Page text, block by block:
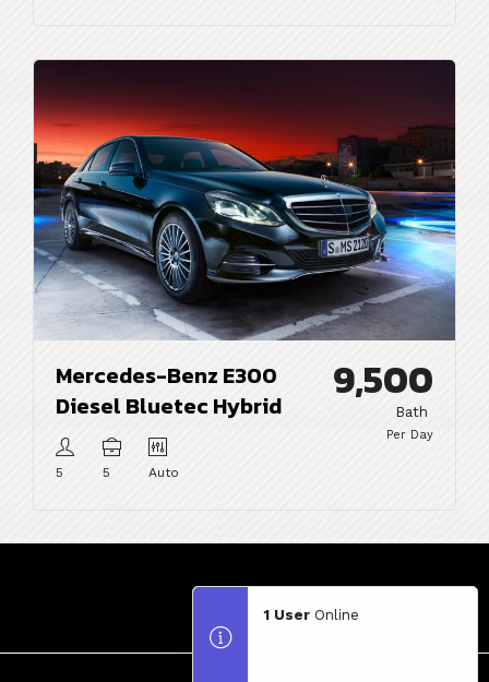
1 User Online
Mercedes-Benz E300
Diesel Bluetec Hybrid
5 5 Auto
9,500
Bath
Per Day